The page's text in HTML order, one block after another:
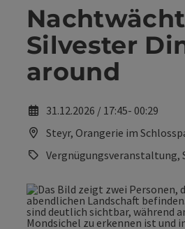
Silvester
around
31.12.2026 / 17:45- 00:29
Steyr, Orangerie im
Vergnügungsveranstaltung,